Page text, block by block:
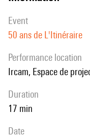
ainsi dire la tige de mes
quatrième mouvement «
fluctuante envoûtante sur
instrumentaux. Tournant
dans l’air, la pièce
event
50 ans de L'Itinéraire
performance location
Ircam, Espace de
duration
17 min
date